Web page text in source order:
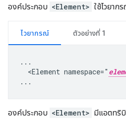
องค์ประกอบ <Element> ใช้ไวยาก
ไวยากรณ์ ตัวอย่างที่ 1
...
  <Element namespace="
...
องค์ประกอบ <Element> มีแอตทริ